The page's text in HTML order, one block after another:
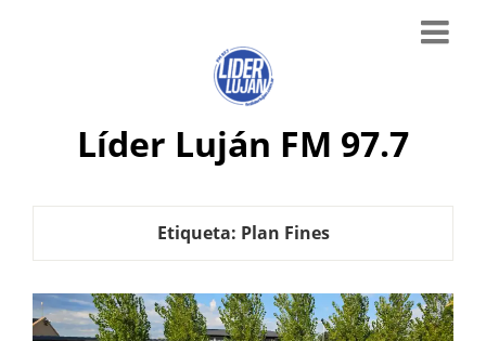
Líder Luján FM 97.7
Etiqueta: Plan Fines